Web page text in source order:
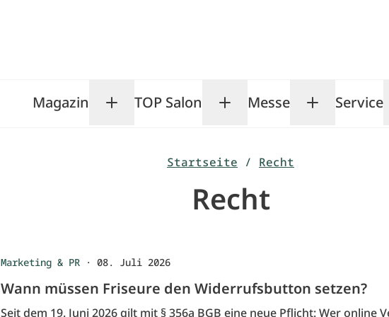
Magazin Toggle Magazin submenu
TOP Salon Toggle TOP Salon
Messe ToggleService
Startseite / Recht
Recht
Marketing & PR · 08. Juli 2026
Wann müssen Friseure den Widerrufsbutton setzen?
Seit dem 19. Juni 2026 gilt mit § 356a BGB eine neue Pflicht: Wer online